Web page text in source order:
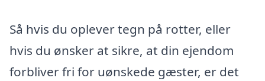
Så hvis du oplever tegn på rotter, eller
hvis du ønsker at sikre, at din ejendom
forbliver fri for uønskede gæster, er det